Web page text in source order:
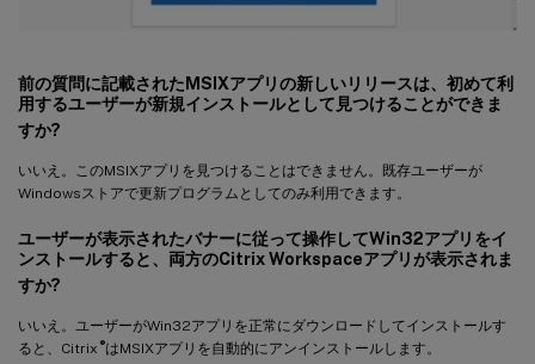
前の質問に記載されたMSIXアプリの新しいリリースは、初めて利
用するユーザーが新規インストールとして見つけることができま
すか?
いいえ。このMSIXアプリを見つけることはできません。既存ユーザーが
Windowsストアで更新プログラムとしてのみ利用できます。
ユーザーが表示されたバナーに従って操作してWin32アプリをイ
ンストールすると、両方のCitrix Workspaceアプリが表示されま
すか?
いいえ。ユーザーがWin32アプリを正常にダウンロードしてインストールす
ると、Citrix ®はMSIXアプリを自動的にアンインストールします。